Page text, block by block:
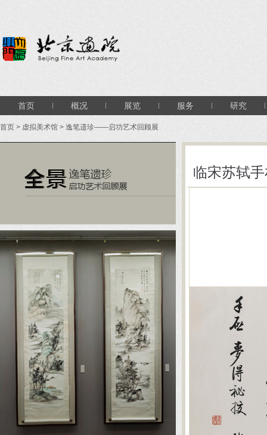
首页 概况 展览 服务 研究
首页 > 虚拟美术馆 > 逸笔遗珍——启功艺术回顾展